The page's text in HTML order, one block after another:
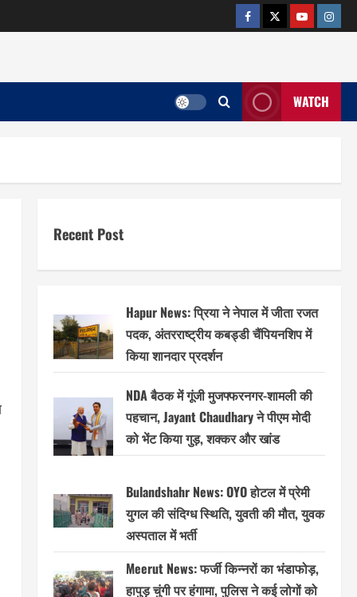
facebooktwitter
WATCH
Recent Post
Hapur News: प्रिया ने नेपाल में जीता रजत
पदक, अंतरराष्ट्रीय कबड्डी चैंपियनशिप में
किया शानदार प्रदर्शन
NDA बैठक में गूंजी मुजफ्फरनगर-शामली की
पहचान, Jayant Chaudhary ने पीएम मोदी
को भेंट किया गुड़, शक्कर और खांड
Bulandshahr News: OYO होटल में प्रेमी
युगल की संदिग्ध स्थिति, युवती की मौत, युवक
अस्पताल में भर्ती
Meerut News: फर्जी किन्नरों का भंडाफोड़,
हापुड़ चुंगी पर हंगामा, पुलिस ने कई लोगों को